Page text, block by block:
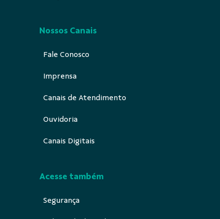
Nossos Canais
Fale Conosco
Imprensa
Canais de Atendimento
Ouvidoria
Canais Digitais
Acesse também
Segurança